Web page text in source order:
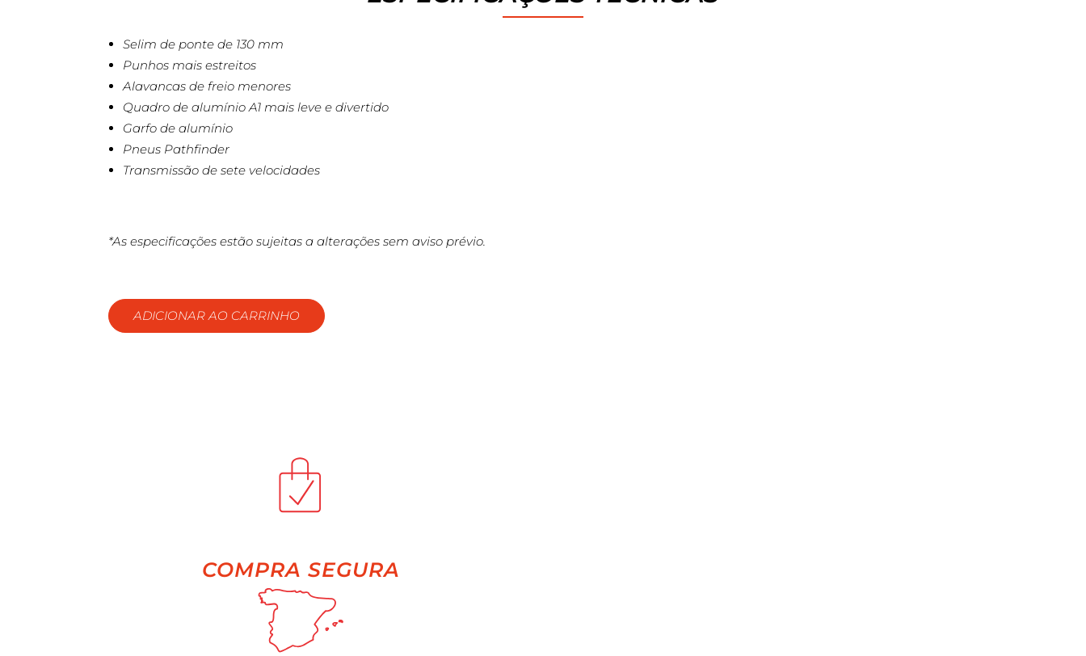
Selim de ponte de 130 mm
Punhos mais estreitos
Alavancas de freio menores
Quadro de alumínio A1 mais leve e divertido
Garfo de alumínio
Pneus Pathfinder
Transmissão de sete velocidades
*As especificações estão sujeitas a alterações sem aviso prévio.
ADICIONAR AO CARRINHO
COMPRA SEGURA